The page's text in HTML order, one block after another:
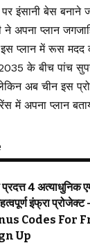
पर इंसानी बेस
अपना प्लान
प्लान में रूस
के बीच पांच सुपर
लेकिन अब चीन इस
में अपना प्लान
प्रदत्त 4
इंफ्रा प्रोजेक्ट
Codes For
Up